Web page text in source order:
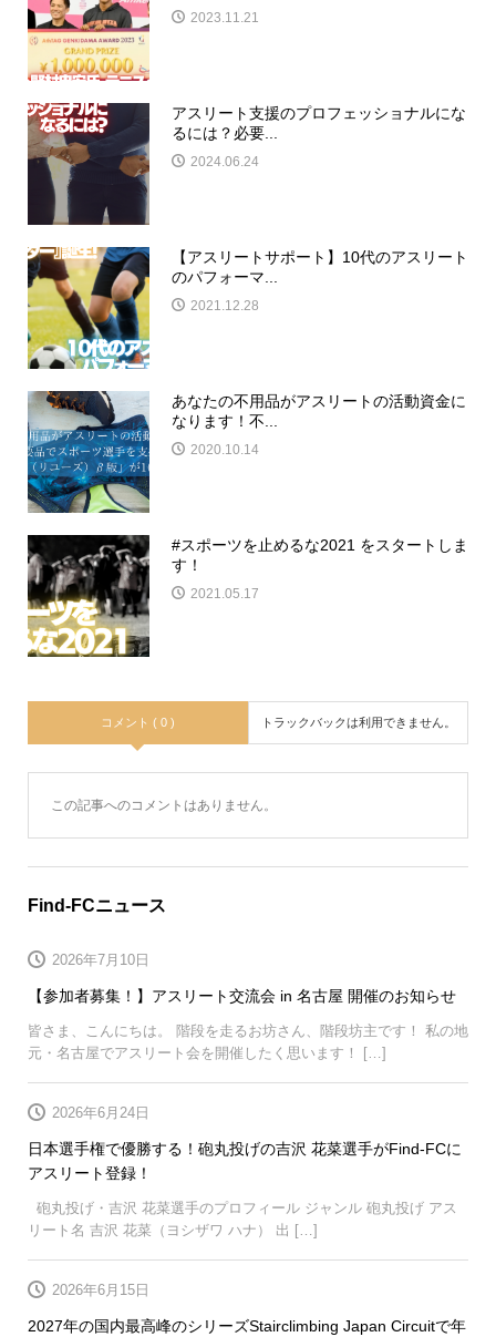
2023.11.21
アスリート支援のプロフェッショナルにな
るには？必要...
2024.06.24
【アスリートサポート】10代のアスリート
のパフォーマ...
2021.12.28
あなたの不用品がアスリートの活動資金に
なります！不...
2020.10.14
#スポーツを止めるな2021 をスタートしま
す！
2021.05.17
コメント ( 0 ) トラックバックは利用できません。
この記事へのコメントはありません。
Find-FCニュース
【参加者募集！】アスリート交流会 in 名古屋 開催のお知らせ
2026年7月10日
皆さま、こんにちは。 階段を走るお坊さん、階段坊主です！ 私の地
元・名古屋でアスリート会を開催したく思います！ […]
日本選手権で優勝する！砲丸投げの吉沢 花菜選手がFind-FCに
アスリート登録！
2026年6月24日
砲丸投げ・吉沢 花菜選手のプロフィール ジャンル 砲丸投げ アス
リート名 吉沢 花菜（ヨシザワ ハナ） 出 […]
2027年の国内最高峰のシリーズStairclimbing Japan Circuitで年
2026年6月15日